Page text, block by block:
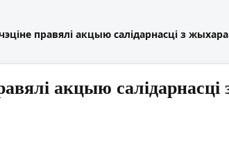
правялі акцыю салідарнасці з
акцыю салідарнасці